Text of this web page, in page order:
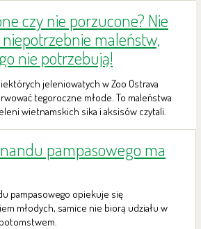
czy nie porzucone? Nie
maleństw,
nie potrzebują!
jeleniowatych w Zoo Ostrava
tegoroczne młode. To maleństwa
wietnamskich sika i aksisów czytali.
pampasowego ma
pampasowego opiekuje się
młodych, samice nie biorą udziału w